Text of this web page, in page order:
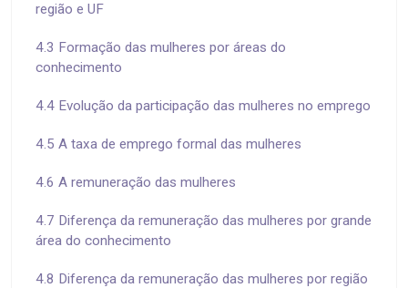
região e UF
4.3 Formação das mulheres por áreas do
conhecimento
4.4 Evolução da participação das mulheres no emprego
4.5 A taxa de emprego formal das mulheres
4.6 A remuneração das mulheres
4.7 Diferença da remuneração das mulheres por grande
área do conhecimento
4.8 Diferença da remuneração das mulheres por região